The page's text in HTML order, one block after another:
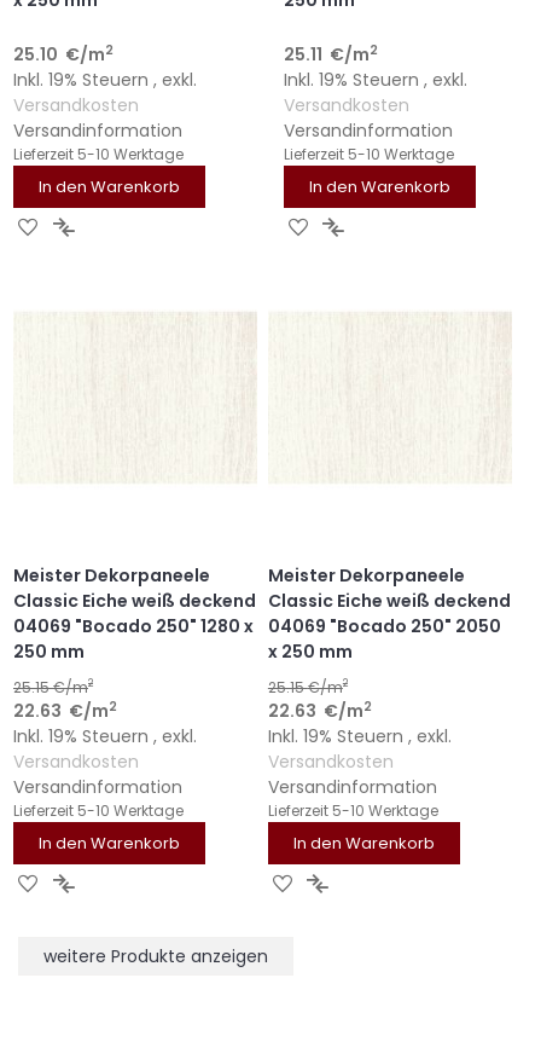
25.10 €/m2
Inkl. 19% Steuern , exkl.
Versandkosten
Versandinformation
Lieferzeit 5-10 Werktage
In den Warenkorb
ZURZUR
25.11 €/m2
Inkl. 19% Steuern , exkl.
Versandkosten
Versandinformation
Lieferzeit 5-10 Werktage
In den Warenkorb
ZURZUR
Meister Dekorpaneele
Classic Eiche weiß deckend
04069 "Bocado 250" 1280 x
250 mm
25.15€/m2
22.63 €/m2
Inkl. 19% Steuern , exkl.
Versandkosten
Versandinformation
Lieferzeit 5-10 Werktage
In den Warenkorb
ZUR
HINZUFÜGEN
ZUR
HINZUFÜGEN
Meister Dekorpaneele
Classic Eiche weiß deckend
04069 "Bocado 250" 2050
x 250 mm
25.15€/m2
22.63 €/m2
Inkl. 19% Steuern , exkl.
Versandkosten
Versandinformation
Lieferzeit 5-10 Werktage
In den Warenkorb
ZURZUR
weitere Produkte anzeigen